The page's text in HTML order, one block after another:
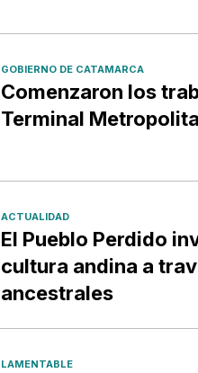
GOBIERNO DE CATAMARCA
Comenzaron los
Terminal
ACTUALIDAD
El Pueblo Perdido
cultura andina a
ancestrales
LAMENTABLE